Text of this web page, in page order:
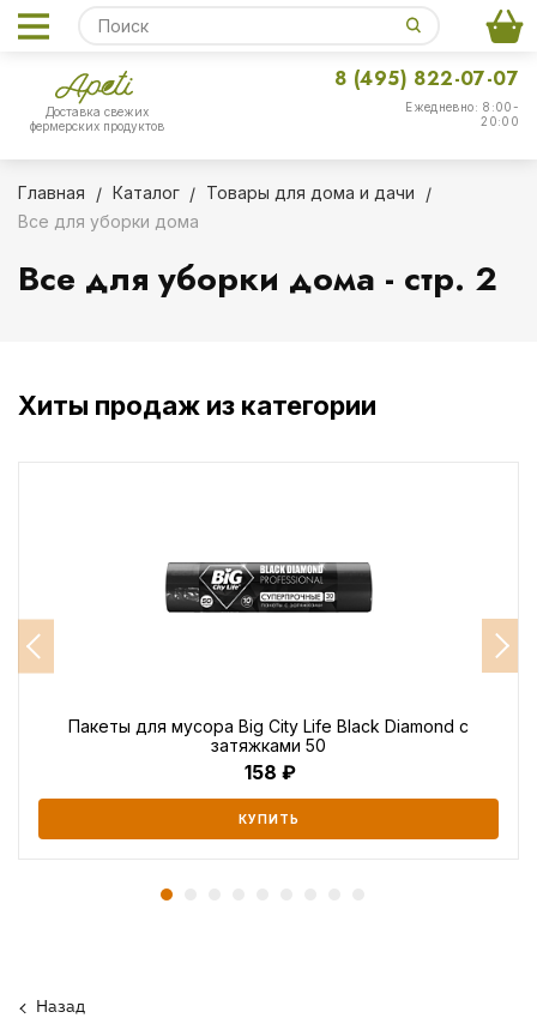
Доставка свежих
фермерских продуктов
Ежедневно: 8:00-
20:00
8 (495) 822-07-07
Главная Каталог
Товары для дома и дачи
Все для уборки дома
Все для уборки дома - стр. 2
Хиты продаж из категории
Пакеты для мусора Big City Life Black Diamond с
затяжками 50
158
КУПИТЬ
Назад